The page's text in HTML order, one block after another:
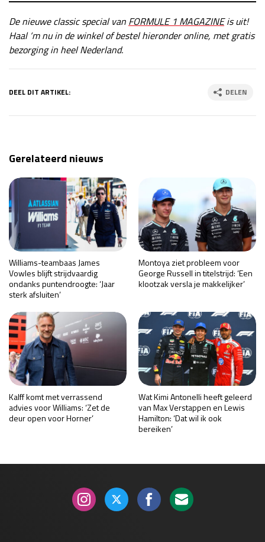
De nieuwe classic special van FORMULE 1 MAGAZINEis uit!
Haal ‘m nu in de winkel of bestel hieronder online, met gratis
bezorging in heel Nederland.
DEEL DIT ARTIKEL: DELEN
Gerelateerd nieuws
Williams-teambaas James
Vowles blijft strijdvaardig
ondanks puntendroogte: ‘Jaar
sterk afsluiten’
Montoya ziet probleem voor
George Russell in titelstrijd: ‘Een
klootzak versla je makkelijker’
Kalff komt met verrassend
advies voor Williams: ‘Zet de
deur open voor Horner’
Wat Kimi Antonelli heeft geleerd
van Max Verstappen en Lewis
Hamilton: ‘Dat wil ik ook
bereiken’